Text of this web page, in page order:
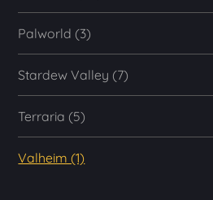
Palworld (3)
Stardew Valley (7)
Terraria (5)
Valheim (1)